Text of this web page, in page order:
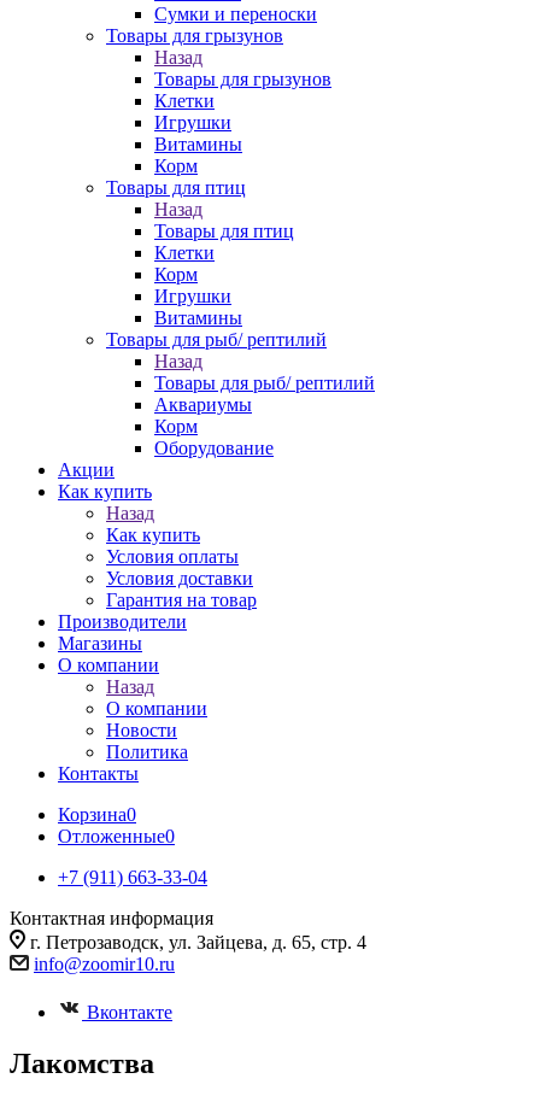
Сумки и переноски
Товары для грызунов
Назад
Товары для грызунов
Клетки
Игрушки
Витамины
Корм
Товары для птиц
Назад
Товары для птиц
Клетки
Корм
Игрушки
Витамины
Товары для рыб/ рептилий
Назад
Товары для рыб/ рептилий
Аквариумы
Корм
Оборудование
Акции
Как купить
Назад
Как купить
Условия оплаты
Условия доставки
Гарантия на товар
Производители
Магазины
О компании
Назад
О компании
Новости
Политика
Контакты
Корзина0
Отложенные0
+7 (911) 663-33-04
Контактная информация
г. Петрозаводск, ул. Зайцева, д. 65, стр. 4
info@zoomir10.ru
Вконтакте
Лакомства